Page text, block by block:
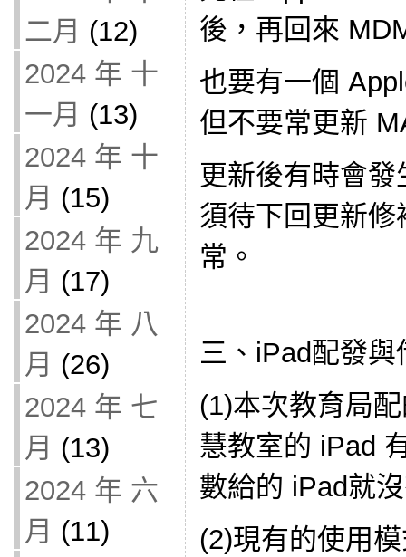
二月 (12)
2024 年 十
一月 (13)
2024 年 十
月 (15)
2024 年 九
月 (17)
2024 年 八
月 (26)
2024 年 七
月 (13)
2024 年 六
月 (11)
後，再回來
也要有一個
但不要常更新
更新後有時會
須待下回更新
常。
三、iPad配發與
(1)本次教育局
慧教室的 iPad
數給的 iPad就
(2)現有的使用